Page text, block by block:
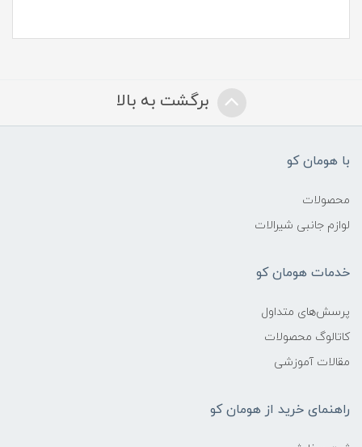
برگشت به بالا
با هومان کو
محصولات
لوازم جانبی شیرالات
خدمات هومان کو
پرسش‌های متداول
کاتالوگ محصولات
مقالات آموزشی
راهنمای خرید از هومان کو